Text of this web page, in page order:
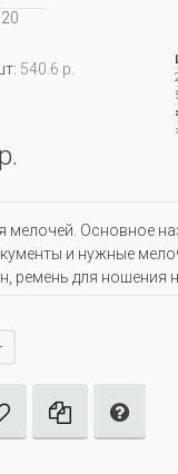
540.6 р.
мелочей. Основное
и нужные
ремень для ношения